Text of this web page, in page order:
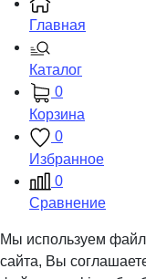
Главная
Каталог
0
Корзина
0
Избранное
0
Сравнение
Мы используем
сайта, Вы